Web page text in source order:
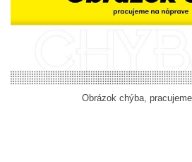
Obrázok chýba,